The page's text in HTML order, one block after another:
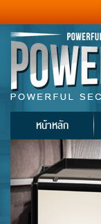
หน้าหลัก